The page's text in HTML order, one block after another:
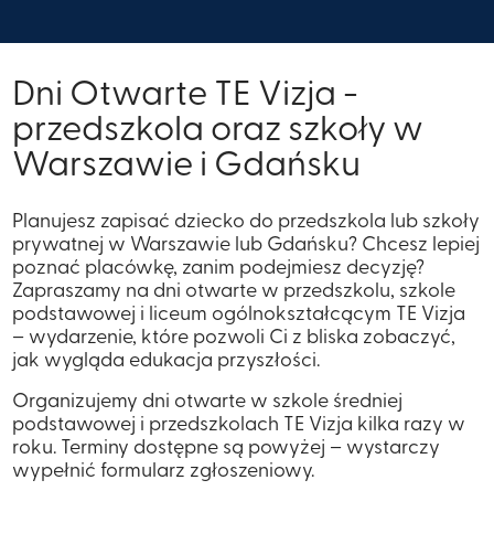
Dni Otwarte TE Vizja -
przedszkola oraz szkoły w
Warszawie i Gdańsku
Planujesz zapisać dziecko do przedszkola lub szkoły
prywatnej w Warszawie lub Gdańsku? Chcesz lepiej
poznać placówkę, zanim podejmiesz decyzję?
Zapraszamy na dni otwarte w przedszkolu, szkole
podstawowej i liceum ogólnokształcącym TE Vizja
– wydarzenie, które pozwoli Ci z bliska zobaczyć,
jak wygląda edukacja przyszłości.
Organizujemy dni otwarte w szkole średniej
podstawowej i przedszkolach TE Vizja kilka razy w
roku. Terminy dostępne są powyżej – wystarczy
wypełnić formularz zgłoszeniowy.